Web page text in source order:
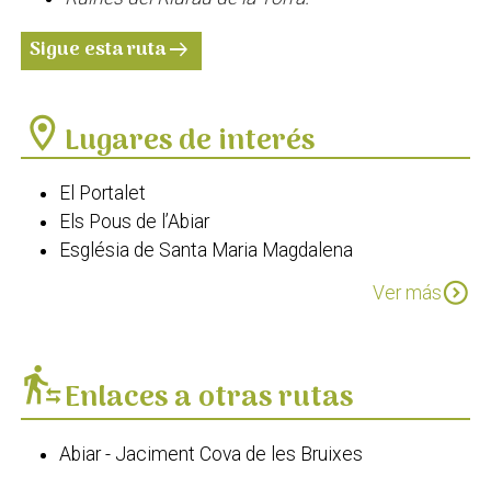
Sigue esta rutaarrow_right_alt
location_on Lugares de interés
El Portalet
Els Pous de l’Abiar
Església de Santa Maria Magdalena
Ver másexpand_circle_down
transfer_within_a_stationEnlaces a otras rutas
Abiar - Jaciment Cova de les Bruixes